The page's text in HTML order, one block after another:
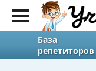
База
репетиторов